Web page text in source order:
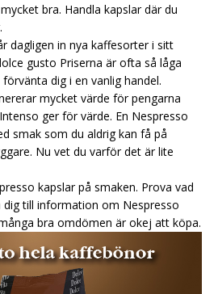
bra. Handla kapslar där du
dagligen in nya kaffesorter i sitt
gusto Priserna är ofta så låga
dig i en vanlig handel.
mycket värde för pengarna
ger för värde. En Nespresso
smak som du aldrig kan få på
Nu vet du varför det är lite
kapslar på smaken. Prova vad
dig till information om Nespresso
bra omdömen är okej att köpa.